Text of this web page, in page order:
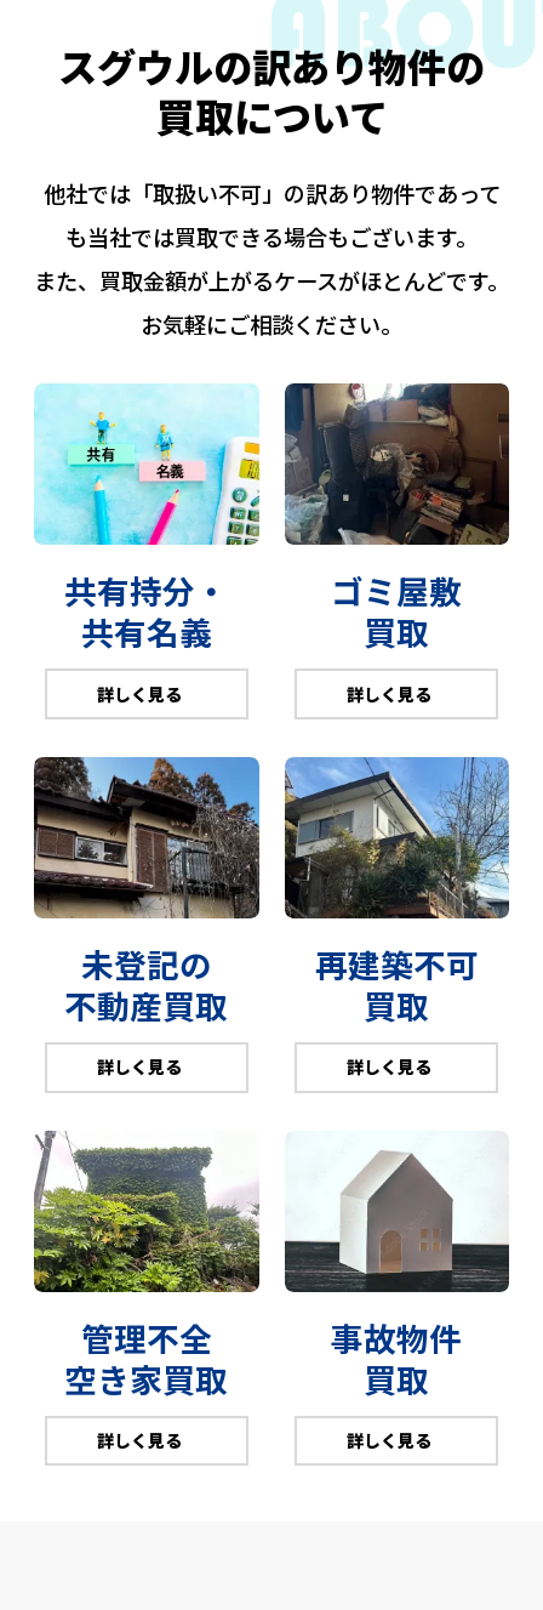
スグウルの訳あり物件の
買取について
他社では「取扱い不可」の訳あり物件であって
も当社では買取できる場合もございます。
また、買取金額が上がるケースがほとんどです。
お気軽にご相談ください。
共有持分・
共有名義
詳しく見る
ゴミ屋敷
買取
詳しく見る
未登記の
不動産買取
詳しく見る
再建築不可
買取
詳しく見る
管理不全
空き家買取
詳しく見る
事故物件
買取
詳しく見る